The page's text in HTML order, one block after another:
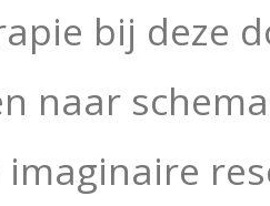
bij deze
naar
imaginaire